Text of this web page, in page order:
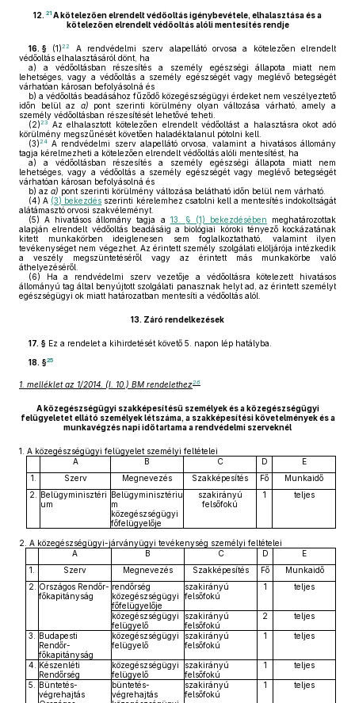
12. 21 A kötelezően elrendelt védőoltás igénybevétele, elhalasztása és a
kötelezően elrendelt védőoltás alóli mentesítés rendje
16. § (1)22
A rendvédelmi szerv alapellátó orvosa a kötelezően elrendelt
védőoltás elhalasztásáról dönt, ha
a) a védőoltásban részesítés a személy egészségi állapota miatt nem
lehetséges, vagy a védőoltás a személy egészségét vagy meglévő betegségét
várhatóan károsan befolyásolná és
b) a védőoltás beadásához fűződő közegészségügyi érdeket nem veszélyeztető
időn belül az a) pont szerinti körülmény olyan változása várható, amely a
személy védőoltásban részesítését lehetővé teheti.
(2)23
Az elhalasztott kötelezően elrendelt védőoltást a halasztásra okot adó
körülmény megszűnését követően haladéktalanul pótolni kell.
(3)24 A rendvédelmi szerv alapellátó orvosa, valamint a hivatásos állomány
tagja kérelmezheti a kötelezően elrendelt védőoltás alóli mentesítést, ha
a) a védőoltásban részesítés a személy egészségi állapota miatt nem
lehetséges, vagy a védőoltás a személy egészségét vagy meglévő betegségét
várhatóan károsan befolyásolná és
b) az a) pont szerinti körülmény változása belátható időn belül nem várható.
(4) A (3) bekezdés szerinti kérelemhez csatolni kell a mentesítés indokoltságát
alátámasztó orvosi szakvéleményt.
(5) A hivatásos állomány tagja a 13. § (1) bekezdésében meghatározottak
alapján elrendelt védőoltás beadásáig a biológiai kóroki tényező kockázatának
kitett munkakörben ideiglenesen sem foglalkoztatható, valamint ilyen
tevékenységet nem végezhet. Az érintett személy szolgálati elöljárója intézkedik
a veszély megszüntetéséről vagy az érintett más munkakörbe való
áthelyezéséről.
(6) Ha a rendvédelmi szerv vezetője a védőoltásra kötelezett hivatásos
állományú tag által benyújtott szolgálati panasznak helyt ad, az érintett személyt
egészségügyi ok miatt határozatban mentesíti a védőoltás alól.
13. Záró rendelkezések
17. § Ez a rendelet a kihirdetését követő 5. napon lép hatályba.
18. §25
1. melléklet az 1/2014. (I. 10.) BM rendelethez26
A közegészségügyi szakképesítésű személyek és a közegészségügyi
felügyeletet ellátó személyek létszáma, a szakképesítési követelmények és a
munkavégzés napi időtartama a rendvédelmi szerveknél
1. A közegészségügyi felügyelet személyi feltételei
A
B C D
E
1.
Szerv Megnevezés Szakképesítés Fő
Munkaidő
2.
Belügyminisztéri
um
Belügyminisztériu
m
közegészségügyi
főfelügyelője
szakirányú
felsőfokú
1 teljes
2. A közegészségügyi-járványügyi tevékenység személyi feltételei
A
B C D
E
1.
Szerv Megnevezés Szakképesítés Fő
Munkaidő
2.
Országos Rendőr-
főkapitányság
rendőrség
közegészségügyi
főfelügyelője
szakirányú
felsőfokú
1 teljes
közegészségügyi
felügyelő
szakirányú
felsőfokú
2 teljes
3.
Budapesti
Rendőr-
főkapitányság
közegészségügyi
felügyelő
szakirányú
felsőfokú
1 teljes
4.
Készenléti
Rendőrség
közegészségügyi
felügyelő
szakirányú
felsőfokú
1 teljes
5.
Büntetés-
végrehajtás
büntetés-
végrehajtás
szakirányú
felsőfokú
1 teljes